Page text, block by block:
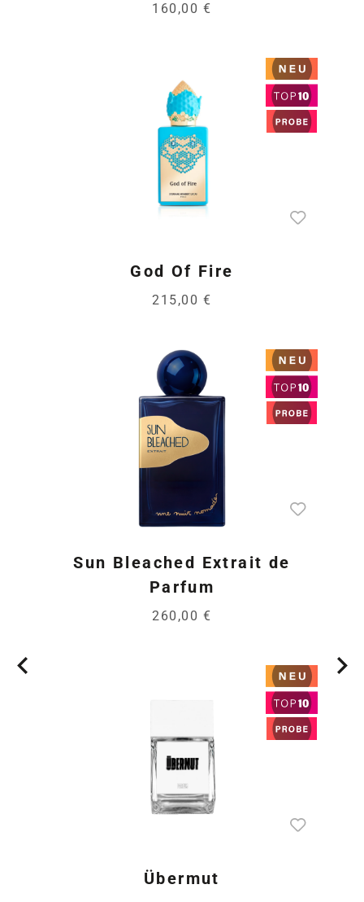
160,00 €
God Of Fire
215,00 €
Sun Bleached Extrait de
Parfum
260,00 €
Übermut